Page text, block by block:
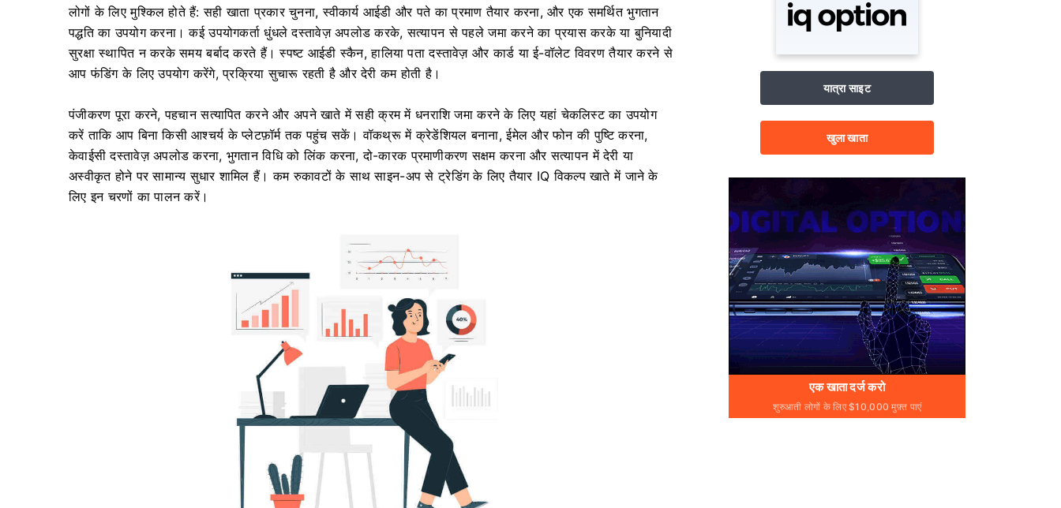
लोगों के लिए मुश्किल होते हैं: सही खाता प्रकार चुनना, स्वीकार्य आईडी और पते का प्रमाण तैयार करना, और एक समर्थित भुगतान
पद्धति का उपयोग करना। कई उपयोगकर्ता धुंधले दस्तावेज़ अपलोड करके, सत्यापन से पहले जमा करने का प्रयास करके या बुनियादी
सुरक्षा स्थापित न करके समय बर्बाद करते हैं। स्पष्ट आईडी स्कैन, हालिया पता दस्तावेज़ और कार्ड या ई-वॉलेट विवरण तैयार करने से
आप फंडिंग के लिए उपयोग करेंगे, प्रक्रिया सुचारू रहती है और देरी कम होती है।
पंजीकरण पूरा करने, पहचान सत्यापित करने और अपने खाते में सही क्रम में धनराशि जमा करने के लिए यहां चेकलिस्ट का उपयोग
करें ताकि आप बिना किसी आश्चर्य के प्लेटफ़ॉर्म तक पहुंच सकें। वॉकथ्रू में क्रेडेंशियल बनाना, ईमेल और फोन की पुष्टि करना,
केवाईसी दस्तावेज़ अपलोड करना, भुगतान विधि को लिंक करना, दो-कारक प्रमाणीकरण सक्षम करना और सत्यापन में देरी या
अस्वीकृत होने पर सामान्य सुधार शामिल हैं। कम रुकावटों के साथ साइन-अप से ट्रेडिंग के लिए तैयार IQ विकल्प खाते में जाने के
लिए इन चरणों का पालन करें।
यात्रा साइट
खुला खाता
एक खाता दर्ज करो
शुरुआती लोगों के लिए $10,000 मुफ़्त पाएं